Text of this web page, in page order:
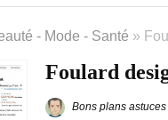
- Mode - Santé »
Foulard
Bons plans astuces